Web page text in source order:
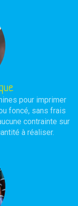
pour imprimer
foncé, sans frais
contrainte sur
à réaliser.